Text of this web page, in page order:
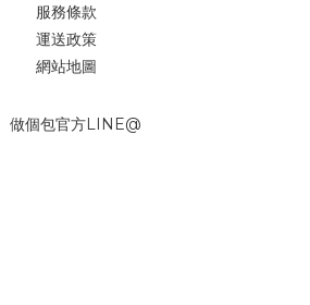
服務條款
運送政策
網站地圖